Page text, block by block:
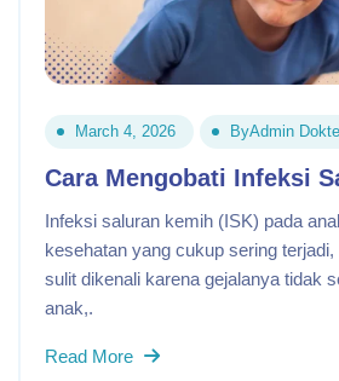
March 4, 2026 ByAdmin
Cara Mengobati Infeksi
Infeksi saluran kemih (ISK) pada
kesehatan yang cukup sering
sulit dikenali karena gejalanya tidak
anak,.
Read More